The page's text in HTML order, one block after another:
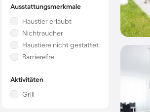
Ausstattungsmerkmale
Haustier erlaubt
Nichtraucher
Haustiere nicht gestattet
Barrierefrei
Aktivitäten
Grill